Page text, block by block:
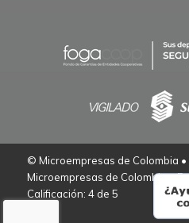
© Microempresas de Colombia
Microempresas de Colombia –
Calificación: 4 de 5